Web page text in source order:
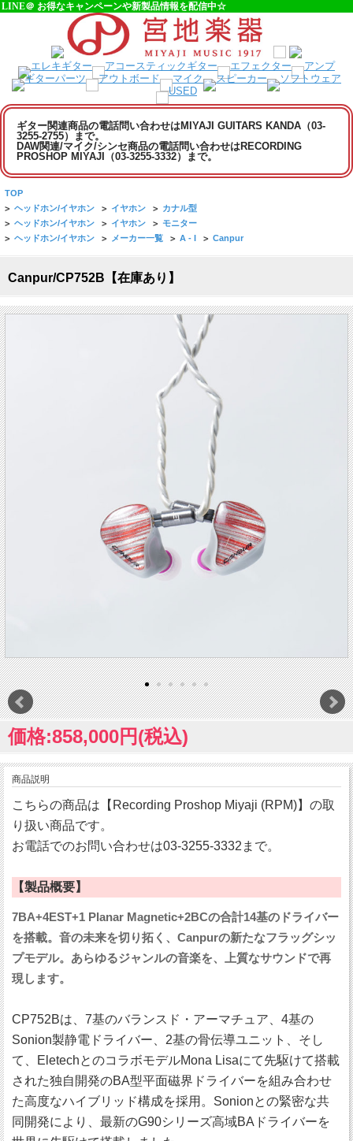
LINE＠ お得なキャンペーンや新製品情報を配信中☆
ギター関連商品の電話問い合わせはMIYAJI GUITARS KANDA（03-
3255-2755）まで。
DAW関連/マイク/シンセ商品の電話問い合わせはRECORDING
PROSHOP MIYAJI（03-3255-3332）まで。
TOP
> ヘッドホン/イヤホン > イヤホン > カナル型
> ヘッドホン/イヤホン > イヤホン > モニター
> ヘッドホン/イヤホン > メーカー一覧 > A - I > Canpur
Canpur/CP752B【在庫あり】
価格:858,000円(税込)
商品説明
こちらの商品は【Recording Proshop Miyaji (RPM)】の取
り扱い商品です。
お電話でのお問い合わせは03-3255-3332まで。
【製品概要】
7BA+4EST+1 Planar Magnetic+2BCの合計14基のドライバー
を搭載。音の未来を切り拓く、Canpurの新たなフラッグシッ
プモデル。あらゆるジャンルの音楽を、上質なサウンドで再
現します。
CP752Bは、7基のバランスド・アーマチュア、4基の
Sonion製静電ドライバー、2基の骨伝導ユニット、そし
て、EletechとのコラボモデルMona Lisaにて先駆けて搭載
された独自開発のBA型平面磁界ドライバーを組み合わせ
た高度なハイブリッド構成を採用。Sonionとの緊密な共
同開発により、最新のG90シリーズ高域BAドライバーを